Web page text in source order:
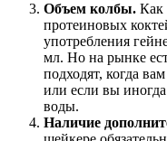
Объем колбы. Как
протеиновых
употребления
мл. Но на рынке
подходят, когда
или если вы
воды.
Наличие